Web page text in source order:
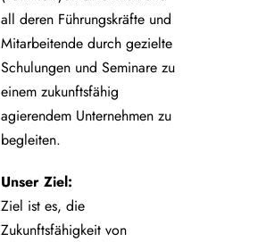
all deren Führungskräfte und
Mitarbeitende durch gezielte
Schulungen und Seminare zu
einem zukunftsfähig
agierendem Unternehmen zu
begleiten.
Unser Ziel:
Ziel ist es, die
Zukunftsfähigkeit von